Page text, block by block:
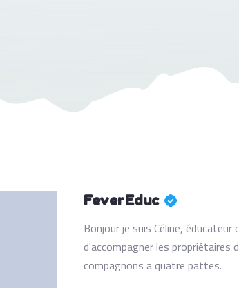
FeverEduc
Bonjour je suis Céline,
d'accompagner les propriétaires
compagnons a quatre pattes.